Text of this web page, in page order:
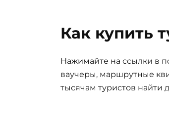
Как купить
Нажимайте на ссылки в
ваучеры, маршрутные
тысячам туристов найти